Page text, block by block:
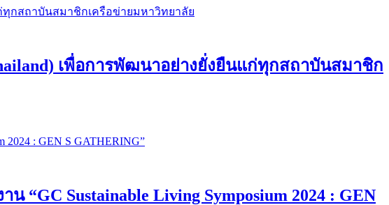
เพื่อการพัฒนาอย่างยั่งยืนแก่ทุกสถาบันสมาชิก
“GC Sustainable Living Symposium 2024 : GEN